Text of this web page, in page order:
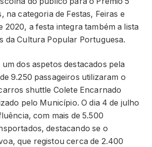
na categoria de Festas, Feiras e
2020, a festa integra também a lista
da Cultura Popular Portuguesa.
dos aspetos destacados pela
9.250 passageiros utilizaram o
shuttle Colete Encarnado
pelo Município. O dia 4 de julho
com mais de 5.500
destacando se o
que registou cerca de 2.400